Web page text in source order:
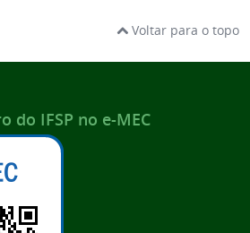
Voltar para o topo
do IFSP no e-MEC